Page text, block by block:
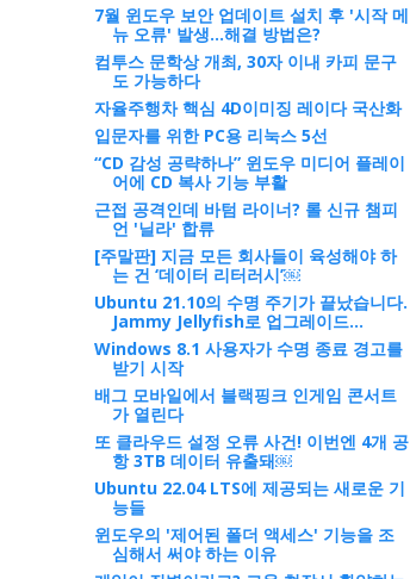
7월 윈도우 보안 업데이트 설치 후 '시작 메
뉴 오류' 발생…해결 방법은?
컴투스 문학상 개최, 30자 이내 카피 문구
도 가능하다
자율주행차 핵심 4D이미징 레이다 국산화
입문자를 위한 PC용 리눅스 5선
“CD 감성 공략하나” 윈도우 미디어 플레이
어에 CD 복사 기능 부활
근접 공격인데 바텀 라이너? 롤 신규 챔피
언 '닐라' 합류
[주말판] 지금 모든 회사들이 육성해야 하
는 건 ‘데이터 리터러시’￼
Ubuntu 21.10의 수명 주기가 끝났습니다.
Jammy Jellyfish로 업그레이드...
Windows 8.1 사용자가 수명 종료 경고를
받기 시작
배그 모바일에서 블랙핑크 인게임 콘서트
가 열린다
또 클라우드 설정 오류 사건! 이번엔 4개 공
항 3TB 데이터 유출돼￼
Ubuntu 22.04 LTS에 제공되는 새로운 기
능들
윈도우의 '제어된 폴더 액세스' 기능을 조
심해서 써야 하는 이유